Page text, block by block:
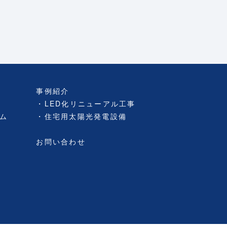
事例紹介
LED化リニューアル工事
住宅用太陽光発電設備
お問い合わせ